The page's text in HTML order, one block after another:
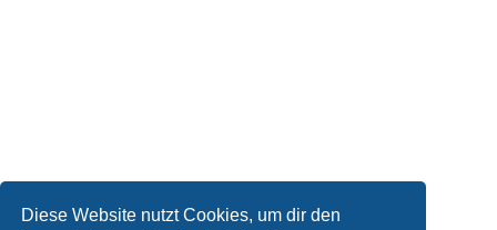
Diese Website nutzt Cookies, um dir den